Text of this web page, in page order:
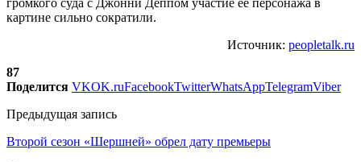
картине сильно сократили.
Источник: peopletalk.ru
87
Поделится VKOK.ruFacebookTwitterWhatsAppTelegramViber
Предыдущая запись
Второй сезон «Шершней» обрел дату премьеры